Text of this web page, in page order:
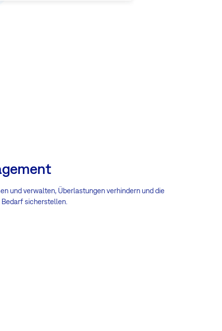
und verwalten, Überlastungen verhindern und die
sicherstellen.